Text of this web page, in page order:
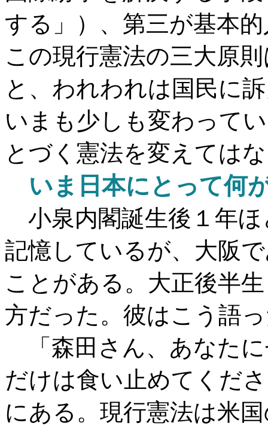
する」）、第三が基本
この現行憲法の三大原
と、われわれは国民に
いまも少しも変わって
とづく憲法を変えては
いま日本にとって何
小泉内閣誕生後１年
記憶しているが、大阪
ことがある。大正後半
方だった。彼はこう語
「森田さん、あなた
だけは食い止めてくだ
にある。現行憲法は米